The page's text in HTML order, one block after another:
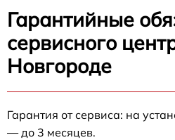
Гарантийные
сервисного
Новгороде
Гарантия от сервиса: на
— до 3 месяцев.